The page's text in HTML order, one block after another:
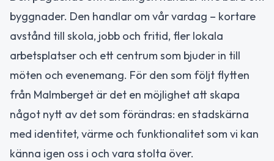
byggnader. Den handlar om vår vardag – kortare
avstånd till skola, jobb och fritid, fler lokala
arbetsplatser och ett centrum som bjuder in till
möten och evenemang. För den som följt flytten
från Malmberget är det en möjlighet att skapa
något nytt av det som förändras: en stadskärna
med identitet, värme och funktionalitet som vi kan
känna igen oss i och vara stolta över.